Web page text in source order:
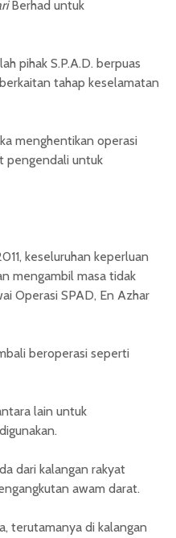
Berhad untuk
pihak S.P.A.D. berpuas
tahap keselamatan
menghentikan operasi
pengendali untuk
keseluruhan keperluan
mengambil masa tidak
Operasi SPAD, En Azhar
beroperasi seperti
lain untuk
dari kalangan rakyat
awam darat.
terutamanya di kalangan